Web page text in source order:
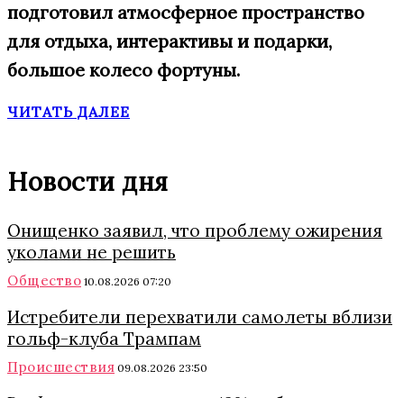
подготовил атмосферное пространство
для отдыха, интерактивы и подарки,
большое колесо фортуны.
ЧИТАТЬ ДАЛЕЕ
Новости дня
Онищенко заявил, что проблему ожирения
уколами не решить
Общество 10.08.2026 07:20
Истребители перехватили самолеты вблизи
гольф-клуба Трампам
Происшествия 09.08.2026 23:50